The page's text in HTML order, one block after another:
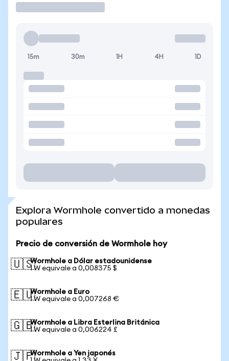
15m 30m 1H 4H 1D
Explora Wormhole convertido a monedas
populares
Precio de conversión de Wormhole hoy
🇺🇸Wormhole a Dólar estadounidense
1 W equivale a 0,008375 $
🇪🇺Wormhole a Euro
1 W equivale a 0,007268 €
🇬🇧Wormhole a Libra Esterlina Británica
1 W equivale a 0,006224 £
🇯🇵Wormhole a Yen japonés